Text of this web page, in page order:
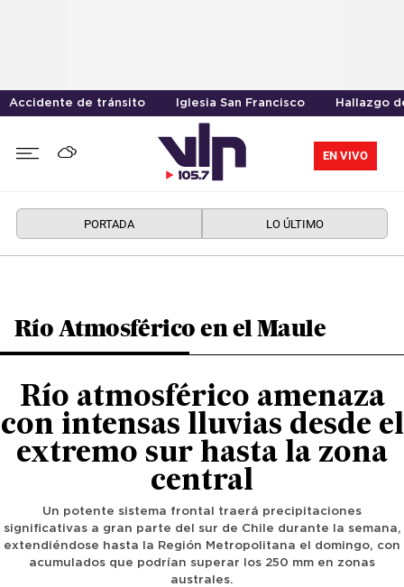
Accidente de tránsito Iglesia San Francisco Hallazgo
EN VIVO
PORTADA LO ÚLTIMO
Río Atmosférico en el Maule
Río atmosférico amenaza
con intensas lluvias desde el
extremo sur hasta la zona
central
Un potente sistema frontal traerá precipitaciones
significativas a gran parte del sur de Chile durante la semana,
extendiéndose hasta la Región Metropolitana el domingo, con
acumulados que podrían superar los 250 mm en zonas
australes.